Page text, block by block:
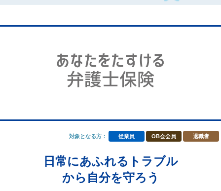
対象となる方： 従業員 OB会会員 退職者
日常にあふれるトラブル
から自分を守ろう